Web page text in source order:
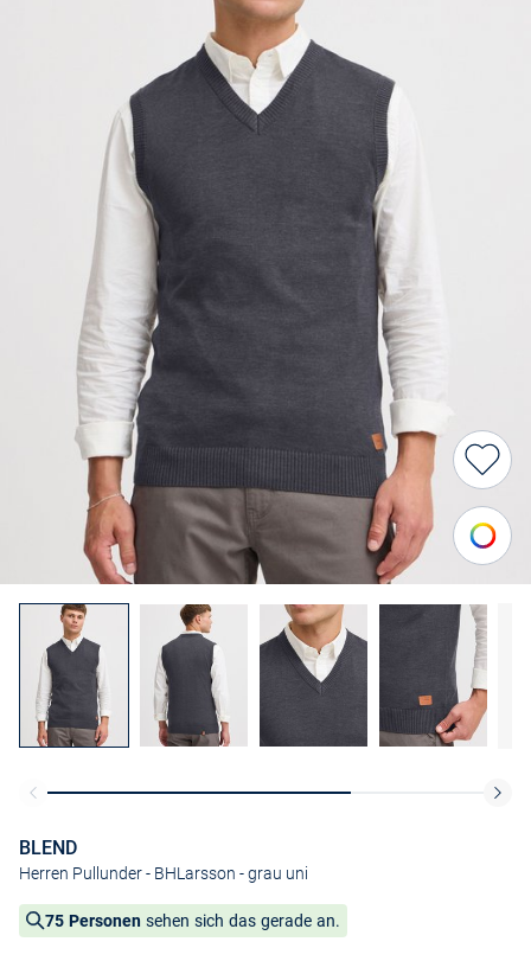
BLEND
Herren Pullunder - BHLarsson - grau uni
75 Personen sehen sich das gerade an.